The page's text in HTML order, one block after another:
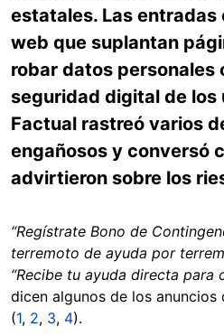
estatales. Las entradas
web que suplantan
robar datos personales
seguridad digital de los
Factual rastreó varios
engañosos y conversó
advirtieron sobre los
“Regístrate Bono de
terremoto de ayuda por
“Recibe tu ayuda directa para
dicen algunos de los
(1, 2, 3, 4).